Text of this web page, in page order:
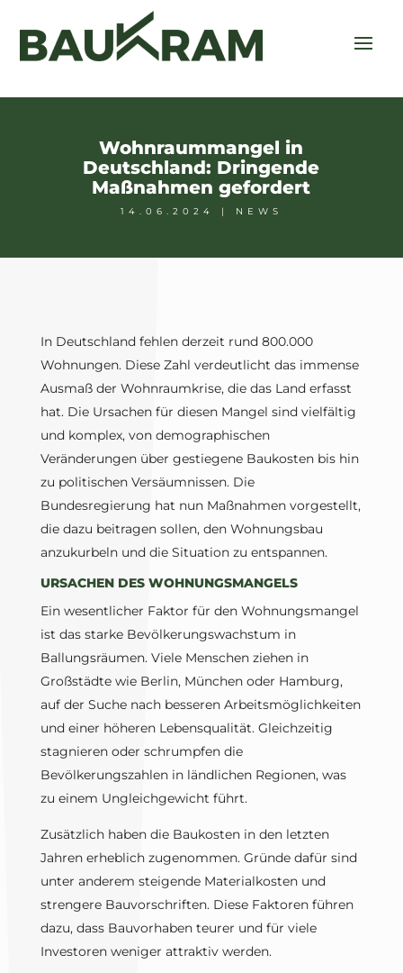
Wohnraummangel in
Deutschland: Dringende
Maßnahmen gefordert
14.06.2024 | NEWS
In Deutschland fehlen derzeit rund 800.000
Wohnungen. Diese Zahl verdeutlicht das immense
Ausmaß der Wohnraumkrise, die das Land erfasst
hat. Die Ursachen für diesen Mangel sind vielfältig
und komplex, von demographischen
Veränderungen über gestiegene Baukosten bis hin
zu politischen Versäumnissen. Die
Bundesregierung hat nun Maßnahmen vorgestellt,
die dazu beitragen sollen, den Wohnungsbau
anzukurbeln und die Situation zu entspannen.
URSACHEN DES WOHNUNGSMANGELS
Ein wesentlicher Faktor für den Wohnungsmangel
ist das starke Bevölkerungswachstum in
Ballungsräumen. Viele Menschen ziehen in
Großstädte wie Berlin, München oder Hamburg,
auf der Suche nach besseren Arbeitsmöglichkeiten
und einer höheren Lebensqualität. Gleichzeitig
stagnieren oder schrumpfen die
Bevölkerungszahlen in ländlichen Regionen, was
zu einem Ungleichgewicht führt.
Zusätzlich haben die Baukosten in den letzten
Jahren erheblich zugenommen. Gründe dafür sind
unter anderem steigende Materialkosten und
strengere Bauvorschriften. Diese Faktoren führen
dazu, dass Bauvorhaben teurer und für viele
Investoren weniger attraktiv werden.